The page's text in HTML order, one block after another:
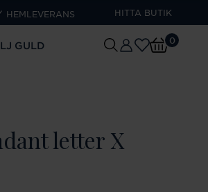
HEMLEVERANS HITTA BUTIK
GULD 0
letter X